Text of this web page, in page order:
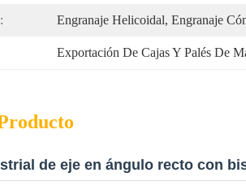
Engranaje Helicoidal, Engranaje
Exportación De Cajas Y Palés De
de eje en ángulo recto con